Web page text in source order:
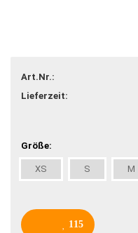
Art.Nr.:
Lieferzeit:
Größe:
XS S M
115